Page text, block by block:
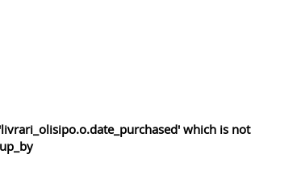
which is not